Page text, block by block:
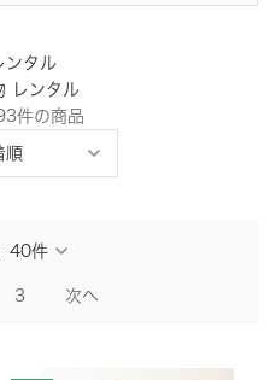
ンタル
レンタル
件の商品
3 次へ